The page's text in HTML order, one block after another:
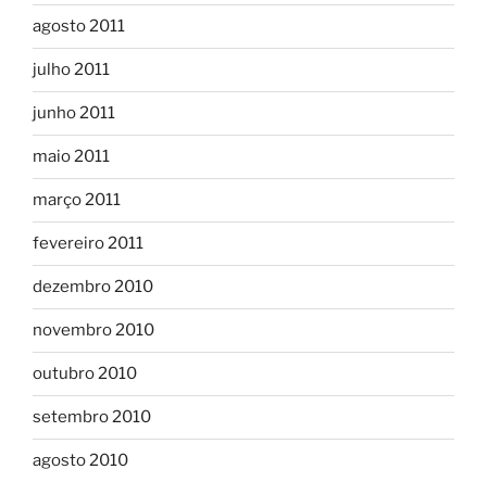
agosto 2011
julho 2011
junho 2011
maio 2011
março 2011
fevereiro 2011
dezembro 2010
novembro 2010
outubro 2010
setembro 2010
agosto 2010